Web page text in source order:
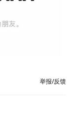
举报/反馈